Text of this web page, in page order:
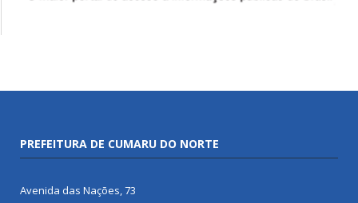
PREFEITURA DE CUMARU DO NORTE
Avenida das Nações, 73